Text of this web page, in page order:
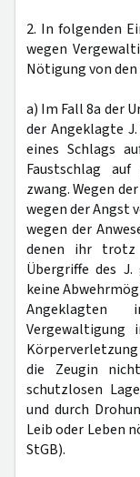
2. In folgenden
wegen
Nötigung von
a) Im Fall 8a der
der Angeklagte
eines Schlags
Faustschlag
zwang. Wegen
wegen der Angst
wegen der
denen ihr
Übergriffe des
keine
Angeklagten
die Zeugin
schutzlosen
und durch
Leib oder Leben
StGB).